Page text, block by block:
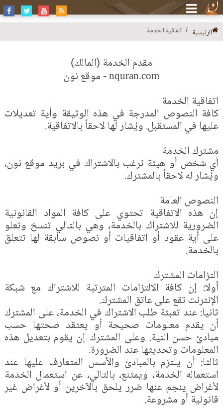
الرئيسية اتفاقية الخدمة
مقدم الخدمة (المالك)
- nquran.com موقع نون
اتفاقية الخدمة
كافة النصوص المدرجة في هذه الوثيقة وأية تعديلات
عليها في المستقبل. ويُشار لها لاحقاً بالاتفاقية.‏
مشترك الخدمة
أي شخص أو هيئة ترغب بالاشتراك في بريد موقع نون،
ويُشار له لاحقاً بالمشترك.‏
النصوص العامة
إن هذه الاتفاقية تحتوي على كافة المواد القانونية
الضرورية للاشتراك بالخدمة، وهي بالتالي تنسخ وتعلو
على أية عقود أو اتفاقيات أو نصوص سابقة لها تتعلق
بالخدمة.‏
التزامات المشترك
أولا: إن كافة الالتزامات المترتبة للاشتراك مع شبكة
الإنترنت تقع على عاتق المشترك.‏
ثانيا: عند تعبئة طلب الاشتراك في الخدمة، على المشترك
أن يقدم معلومات صحيحة أو يعتقد صحتها حسب
مبادئ حسن النية. وعلى المشترك إن يقوم بتعديل هذه
المعلومات وتحديثها عند الضرورة.‏
ثالثا: أن يلتزم بالمبادئ والأسس المتعارف عليها عند
استعماله الخدمة، ويمتنع، بالتالي، عن استعمال الخدمة
لأغراض ينجم عنها ضرر يلحق بالآخرين أو لأغراض غير
قانونية أو مشروعة.‏